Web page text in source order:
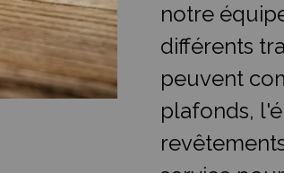
notre
différents
peuvent
plafonds,